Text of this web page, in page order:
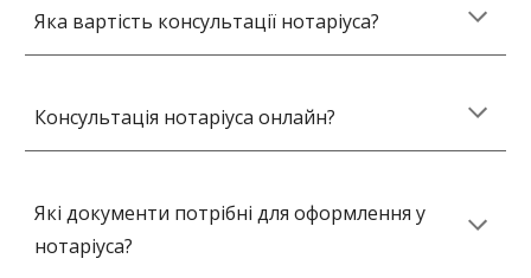
Яка вартість консультації нотаріуса?
Консультація нотаріуса онлайн?
Які документи потрібні для оформлення у
нотаріуса?